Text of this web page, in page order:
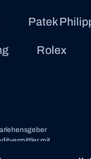
Patek
Rolex
mit